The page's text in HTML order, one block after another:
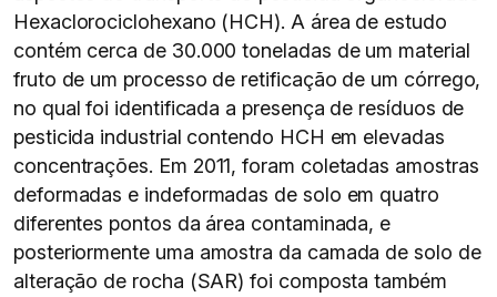
Hexaclorociclohexano (HCH). A área de estudo
contém cerca de 30.000 toneladas de um material
fruto de um processo de retificação de um córrego,
no qual foi identificada a presença de resíduos de
pesticida industrial contendo HCH em elevadas
concentrações. Em 2011, foram coletadas amostras
deformadas e indeformadas de solo em quatro
diferentes pontos da área contaminada, e
posteriormente uma amostra da camada de solo de
alteração de rocha (SAR) foi composta também